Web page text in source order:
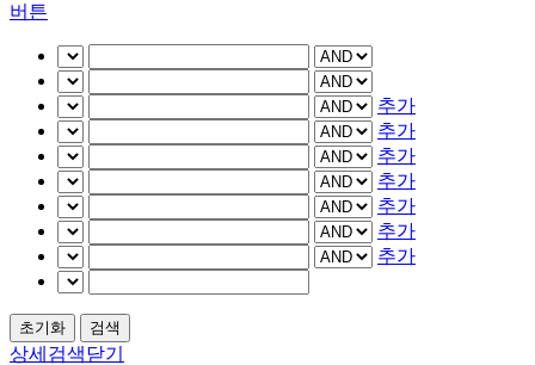
버튼
추가
추가
추가
추가
추가
추가
추가
상세검색닫기